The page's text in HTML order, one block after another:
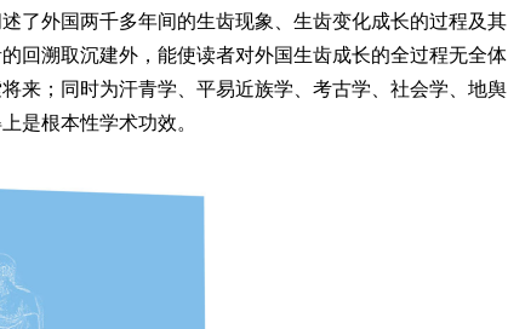
外国两千多年间的生齿现象、生齿变化成长的过程及其
回溯取沉建外，能使读者对外国生齿成长的全过程无全体
来；同时为汗青学、平易近族学、考古学、社会学、地舆
是根本性学术功效。